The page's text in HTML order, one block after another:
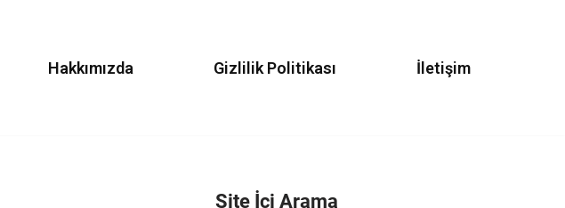
Hakkımızda Gizlilik Politikası İletişim
Site İçi Arama